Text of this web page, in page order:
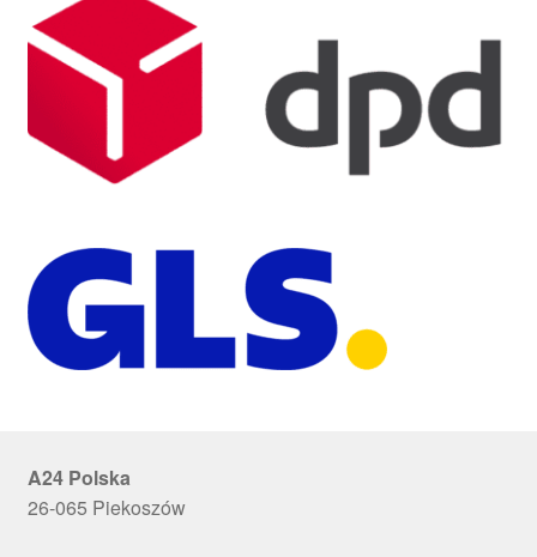
A24 Polska
26-065 Piekoszów